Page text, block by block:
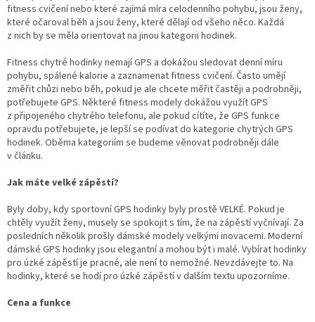
fitness cvičení nebo které zajímá míra celodenního pohybu, jsou ženy,
které očaroval běh a jsou ženy, které dělají od všeho něco. Každá
z nich by se měla orientovat na jinou kategorii hodinek.
Fitness chytré hodinky nemají GPS a dokážou sledovat denní míru
pohybu, spálené kalorie a zaznamenat fitness cvičení. Často umějí
změřit chůzi nebo běh, pokud je ale chcete měřit častěji a podrobněji,
potřebujete GPS. Některé fitness modely dokážou využít GPS
z připojeného chytrého telefonu, ale pokud cítíte, že GPS funkce
opravdu potřebujete, je lepší se podívat do kategorie chytrých GPS
hodinek. Oběma kategoriím se budeme věnovat podrobněji dále
v článku.
Jak máte velké zápěstí?
Byly doby, kdy sportovní GPS hodinky byly prostě VELKÉ. Pokud je
chtěly využít ženy, musely se spokojit s tím, že na zápěstí vyčnívají. Za
posledních několik prošly dámské modely velkými inovacemi. Moderní
dámské GPS hodinky jsou elegantní a mohou být i malé. Vybírat hodinky
pro úzké zápěstí je pracné, ale není to nemožné. Nevzdávejte to. Na
hodinky, které se hodí pro úzké zápěstí v dalším textu upozorníme.
Cena a funkce